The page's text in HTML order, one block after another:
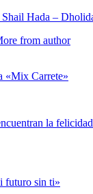
Hada –
from author
«Mix Carrete»
la
futuro sin ti»